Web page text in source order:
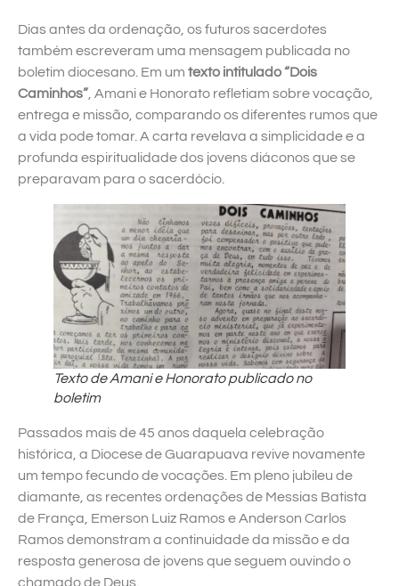
Dias antes da ordenação, os futuros sacerdotes
também escreveram uma mensagem publicada no
boletim diocesano. Em um texto intitulado “Dois
Caminhos”, Amani e Honorato refletiam sobre vocação,
entrega e missão, comparando os diferentes rumos que
a vida pode tomar. A carta revelava a simplicidade e a
profunda espiritualidade dos jovens diáconos que se
preparavam para o sacerdócio.
Texto de Amani e Honorato publicado no
boletim
Passados mais de 45 anos daquela celebração
histórica, a Diocese de Guarapuava revive novamente
um tempo fecundo de vocações. Em pleno jubileu de
diamante, as recentes ordenações de Messias Batista
de França, Emerson Luiz Ramos e Anderson Carlos
Ramos demonstram a continuidade da missão e da
resposta generosa de jovens que seguem ouvindo o
chamado de Deus.